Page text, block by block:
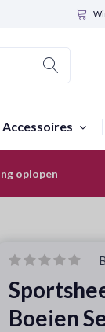
Accessoires
oplopen
Boeien